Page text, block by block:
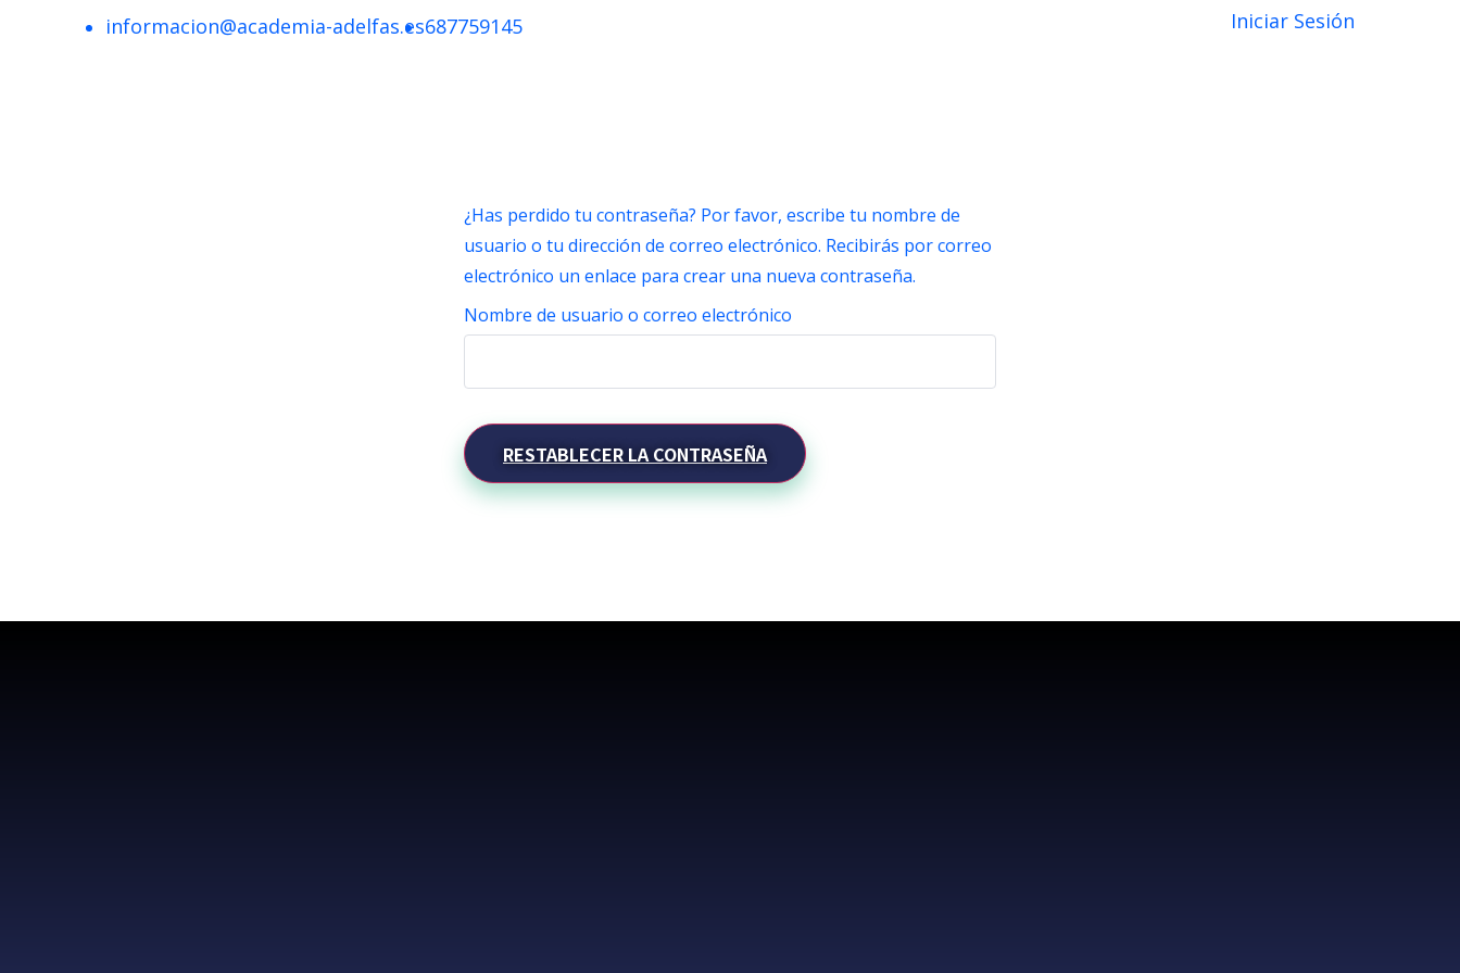
informacion@academia-adelfas.es687759145 Iniciar Sesión
¿Has perdido tu contraseña? Por favor, escribe tu nombre de
usuario o tu dirección de correo electrónico. Recibirás por correo
electrónico un enlace para crear una nueva contraseña.
Nombre de usuario o correo electrónico
RESTABLECER LA CONTRASEÑA